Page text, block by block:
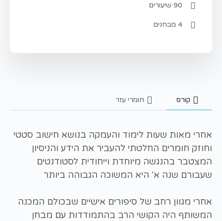
קורס חומרי עזר
אחרי מאות שעות לימוד והעמקה בנושא חישוב סטטי
וחוזק חומרים החלטתי להעביר את הידע והניסיון
המצטבר בהנגשה מיוחדת וייחודית לסטודנטים
שעבורם שנה א’ היא המשוכה הגבוהה ביותר
אחרי מגוון רחב של סיפורים אישיים שבכולם המכנה
המשותף היה הקושי הרב בהתמודדות עם מבחן
90 שיעורים
4 מבחנים